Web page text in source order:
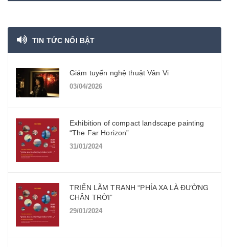
TIN TỨC NỔI BẬT
Giám tuyển nghệ thuật Vân Vi
03/04/2026
Exhibition of compact landscape painting
“The Far Horizon”
31/01/2024
TRIỂN LÃM TRANH “PHÍA XA LÀ ĐƯỜNG
CHÂN TRỜI”
29/01/2024